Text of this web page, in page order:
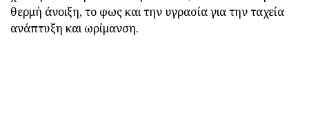
θερμή άνοιξη, το φως και την υγρασία για την ταχεία
ανάπτυξη και ωρίμανση.